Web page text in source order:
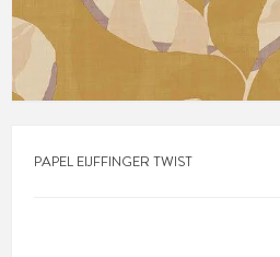
PAPEL EIJFFINGER TWIST